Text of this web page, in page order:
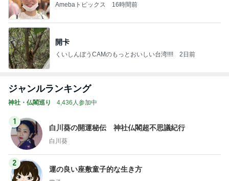
Amebaトピックス 16時間前
開卡
くいしんぼうCAMのもっとおいしい台湾!!!! 2日前
ジャンルランキング
神社・仏閣巡り 4,436人参加中
1
白川葵の開運秘伝 神社仏閣超不思議紀行
白川葵
2
運の良い座敷童子的な生き方